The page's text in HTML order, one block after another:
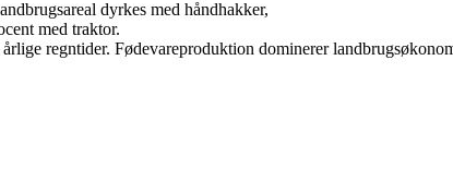
dyrkes med håndhakker,
med traktor.
regntider. Fødevareproduktion dominerer